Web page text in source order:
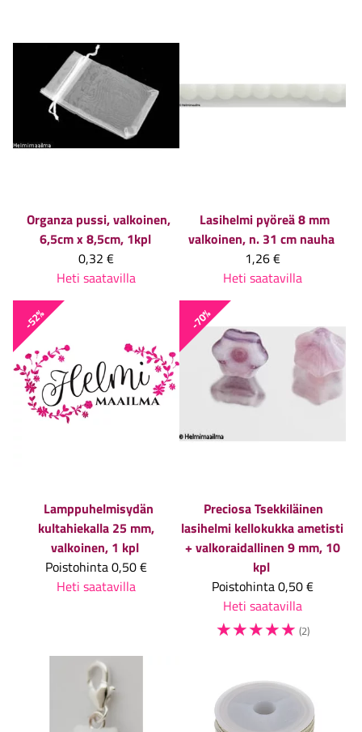
Organza pussi, valkoinen,
6,5cm x 8,5cm, 1kpl
0,32 €
Heti saatavilla
Lasihelmi pyöreä 8 mm
valkoinen, n. 31 cm nauha
1,26 €
Heti saatavilla
-52%
Lamppuhelmisydän
kultahiekalla 25 mm,
valkoinen, 1 kpl
Poistohinta0,50 €
Heti saatavilla
-70%
PreciosaTsekkiläinen
lasihelmi kellokukka ametisti
+ valkoraidallinen 9 mm, 10
kpl
Poistohinta0,50 €
Heti saatavilla
☆☆☆☆☆ (2)